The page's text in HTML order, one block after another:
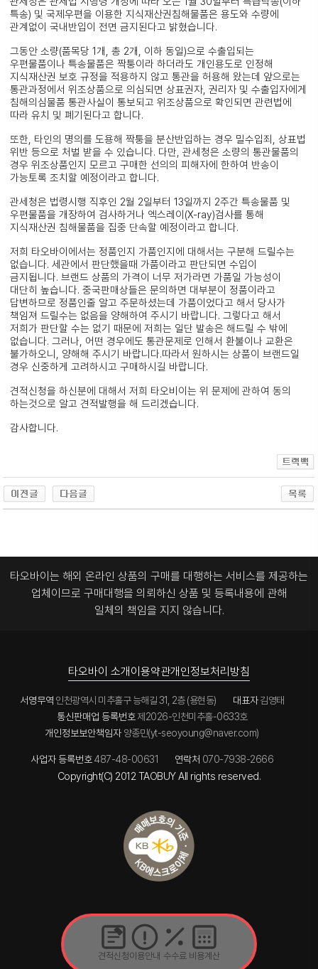
특송) 및 국제우편을 이용한 지식재산권침해물품은 용도와 수량에
관계없이 국내반입이 전면 금지된다고 밝혔습니다.
그동안 소량(품목당 1개, 총 2개, 이하 동일)으로 수출입되는
우편물품이나 특송물품은 짝퉁이라 하더라도 개인용도로 인정해
지식재산권 보호 규정을 적용하지 않고 통관을 허용해 왔는데 앞으로는
통관과정에서 위조상품으로 의심되면 상표권자, 권리자 및 수출입자에게
침해의심물품 통관사실이 통보되고 위조상품으로 확인되면 관련법에
따라 유치 및 폐기된다고 합니다.
또한, 타인의 명의를 도용해 짝퉁을 분산반입하는 경우 밀수입죄, 상표법
위반 등으로 처벌 받을 수 있습니다. 다만, 관세청은 소량의 통관물품의
경우 위조상품인지 모르고 구매한 선의의 피해자에 한하여 반송이
가능토록 조치할 예정이라고 합니다.
관세청은 법령시행 직후인 2월 2일부터 13일까지 2주간 특송물품 및
우편물품을 개장하여 검사하거나 엑스레이(X-ray)검사를 통해
지식재산권 침해물품을 집중 단속할 예정이라고 합니다.
저희 타오바이에서는 정품인지 가품인지에 대해서는 구분해 드릴수는
없습니다. 세관에서 판단했을때 가품이라고 판단되면 수입이
금지됩니다. 브랜드 상품의 가격이 너무 저가라면 가품일 가능성이
대단히 높습니다. 중국판매상들은 문의하면 대부분이 정품이라고
답변하므로 정품인줄 알고 주문하셨는데 가품이었다고 해서 당사가
책임져 드릴수는 없음을 양해하여 주시기 바랍니다. 그렇다고 해서
저희가 판단할 수는 없기 때문에 저희는 일단 발송은 해드릴 수 밖에
없습니다. 그러나, 어떤 경우에도 통관문제로 인해서 환불이나 교환은
불가하오니, 양해해 주시기 바랍니다.따라서 원하시는 상품이 브랜드일
경우 신중하게 고려하시고 구매하시길 바랍니다.
견적신청을 하신분에 대해서 저희 타오비이는 위 문제에 관하여 동의
하는것으로 알고 견적발행을 해 드리겠습니다.
감사합니다.
견적신청이용안내 수수료 비용계산
타오바이는 해외 온라인 상품의 구매를 대행하는 서비스를 제공하는
업체이므로 구매대행을 의뢰하신 상품 및 등록내용에 관해
일체의 책임을 지지 않습니다.
타오바이 소개이용약관개인정보처리방침
서영무역 인천광역시 미추홀구 능해길 31, 2층 (용현동) 대표자김영태
통신판매업 등록번호제2026-인천미추홀-0633호
개인정보보안책임자 양종민(yt-seoyoung@naver.com)
사업자 등록번호487-48-00631 연락처 070-7938-2666
Copyright(C) 2012 TAOBUY All rights reserved.